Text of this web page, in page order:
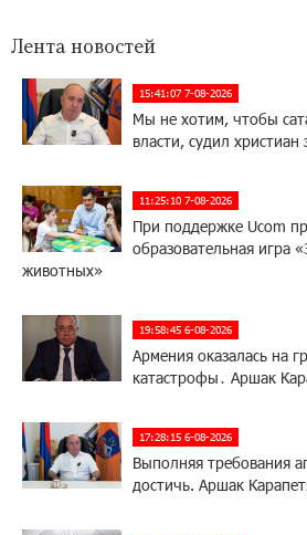
Лента новостей
15:41:07 7-08-2026
Мы не хотим, чтобы
власти, судил христиан
11:25:10 7-08-2026
При поддержке Ucom
образовательная игра
животных»
19:58:45 6-08-2026
Армения оказалась на
катастрофы․ Аршак
17:28:15 6-08-2026
Выполняя требования
достичь. Аршак